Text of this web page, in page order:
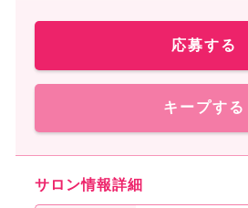
応募する
キープする
サロン情報詳細